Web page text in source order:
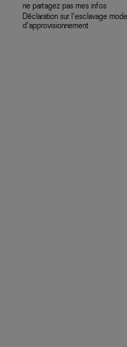
ne partagez pas mes infos
Déclaration sur l’esclavage
d’approvisionnement